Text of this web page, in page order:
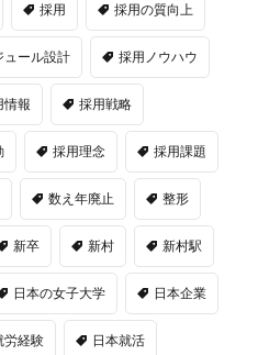
採用 採用の質向上
ュール設計 採用ノウハウ
情報 採用戦略
採用理念 採用課題
数え年廃止 整形
新卒 新村 新村駅
日本の女子大学 日本企業
労経験 日本就活